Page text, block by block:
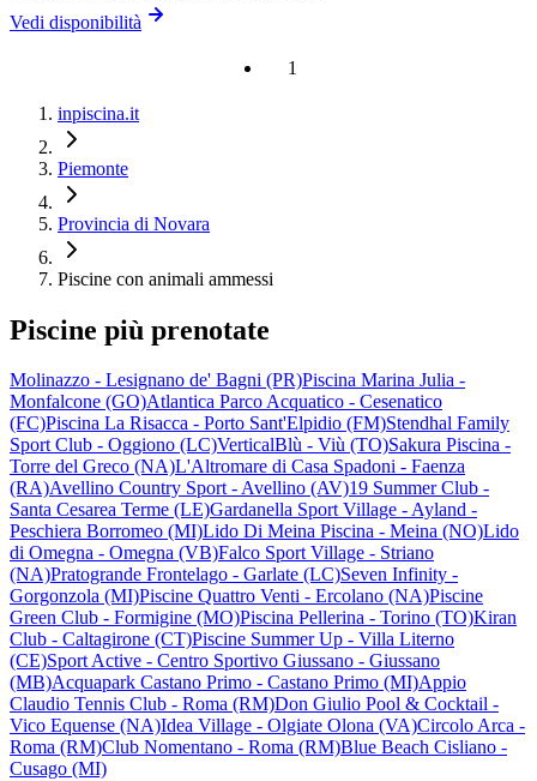
Vedi disponibilità
1
inpiscina.it
Piemonte
Provincia di Novara
Piscine con animali ammessi
Piscine più prenotate
Molinazzo - Lesignano de' Bagni (PR)Piscina Marina Julia -
Monfalcone (GO)Atlantica Parco Acquatico - Cesenatico
(FC)Piscina La Risacca - Porto Sant'Elpidio (FM)Stendhal Family
Sport Club - Oggiono (LC)VerticalBlù - Viù (TO)Sakura Piscina -
Torre del Greco (NA)L'Altromare di Casa Spadoni - Faenza
(RA)Avellino Country Sport - Avellino (AV)19 Summer Club -
Santa Cesarea Terme (LE)Gardanella Sport Village - Ayland -
Peschiera Borromeo (MI)Lido Di Meina Piscina - Meina (NO)Lido
di Omegna - Omegna (VB)Falco Sport Village - Striano
(NA)Pratogrande Frontelago - Garlate (LC)Seven Infinity -
Gorgonzola (MI)Piscine Quattro Venti - Ercolano (NA)Piscine
Green Club - Formigine (MO)Piscina Pellerina - Torino (TO)Kiran
Club - Caltagirone (CT)Piscine Summer Up - Villa Literno
(CE)Sport Active - Centro Sportivo Giussano - Giussano
(MB)Acquapark Castano Primo - Castano Primo (MI)Appio
Claudio Tennis Club - Roma (RM)Don Giulio Pool & Cocktail -
Vico Equense (NA)Idea Village - Olgiate Olona (VA)Circolo Arca -
Roma (RM)Club Nomentano - Roma (RM)Blue Beach Cisliano -
Cusago (MI)